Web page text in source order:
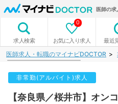
医師の求
求人検索 お気に入り求人
0
最近
医師求人・転職のマイナビDOCTOR
非常勤(アルバイト)求人
【奈良県／桜井市】オ